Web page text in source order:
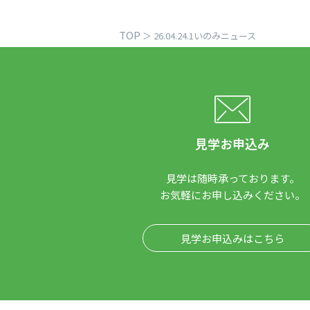
TOP ＞ 26.04.24.1いのみニュース
見学お申込み
見学は随時承っております。
お気軽にお申し込みください。
見学お申込みはこちら